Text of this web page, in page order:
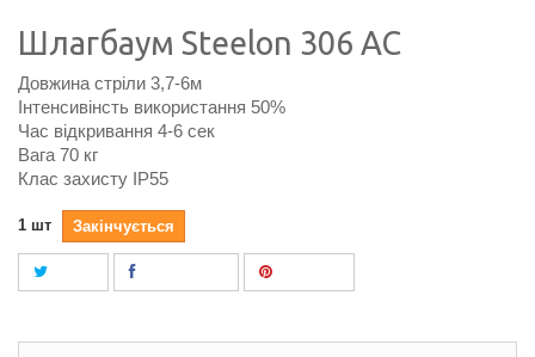
Шлагбаум Steelon 306 AC
Довжина стріли 3,7-6м
Інтенсивінсть використання 50%
Час відкривання 4-6 сек
Вага 70 кг
Клас захисту ІР55
1 шт Закінчується